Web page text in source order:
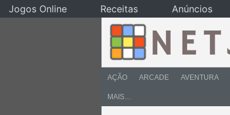
AÇÃO ARCADE AVENTURA
MAIS…
Jogos Online Receitas Anúncios